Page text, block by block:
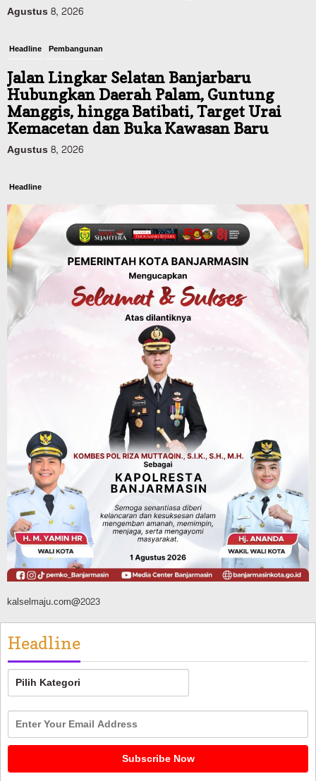
Agustus 8, 2026
Headline Pembangunan
Jalan Lingkar Selatan Banjarbaru
Hubungkan Daerah Palam, Guntung
Manggis, hingga Batibati, Target Urai
Kemacetan dan Buka Kawasan Baru
Agustus 8, 2026
Headline
Panaskan Kembali Arena Panjat Tebing,
FPTI Banjarmasin Siapkan Sirkuit se-
Kalsel
Agustus 8, 2026
Sosial & Keagamaan
Hari Pramuka ke-65, Kwarcab
Banjarmasin Ziarah ke Makam Pangeran
Antasari dan Gelar Ulang Janji
Advertorial Dinas Kehutanan Kalsel
Api Sempat Berkobar, Karhutla di
Tahura Sultan Adam Berhasil
Dikendalikan
Agustus 8, 2026
kalselmaju.com@2023
Headline
Headline